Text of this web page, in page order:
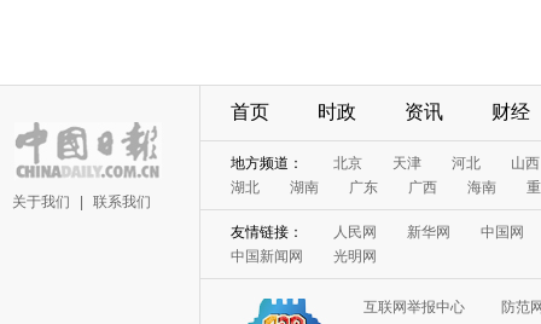
关于我们 联系我们
首页 时政 资讯 财经
地方频道： 北京 天津 河北
山西
湖北
湖南 广东 广西 海南
友情链接： 人民网 新华网
中国网
中国新闻网
光明网
互联网举报中心
防范